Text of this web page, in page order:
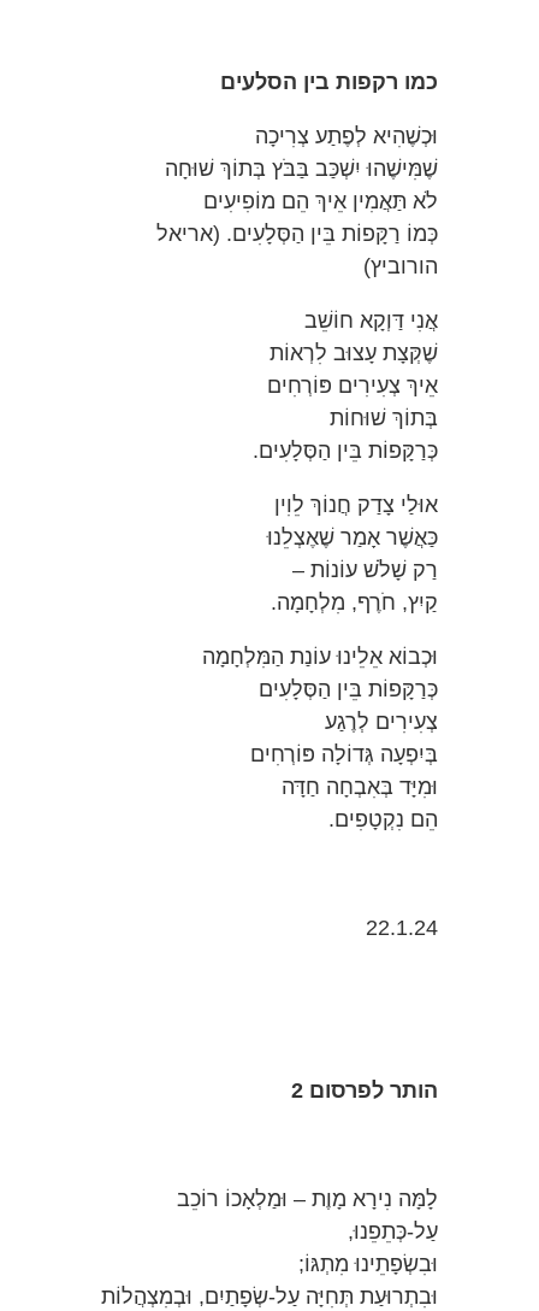
כמו רקפות בין הסלעים
וּכְשֶׁהִיא לְפֶתַע צְרִיכָה
שֶׁמִּישֶׁהוּ יִשְׁכַּב בַּבֹּץ בְּתוֹךְ שׁוּחָה
לֹא תַּאֲמִין אֵיךְ הֵם מוֹפִיעִים
כְּמוֹ רַקָּפוֹת בֵּין הַסְּלָעִים. (אריאל
הורוביץ)
אֲנִי דַּוְקָא חוֹשֵׁב
שֶׁקְּצָת עָצוּב לִרְאוֹת
אֵיךְ צְעִירִים פּוֹרְחִים
בְּתוֹךְ שׁוּחוֹת
כְּרַקָּפוֹת בֵּין הַסְּלָעִים.
אוּלַי צָדַק חֲנוֹךְ לֵוִין
כַּאֲשֶׁר אָמַר שֶׁאֶצְלֵנוּ
רַק שָׁלֹשׁ עוֹנוֹת –
קַיִץ, חֹרֶף, מִלְחָמָה.
וּכְבוֹא אֵלֵינוּ עוֹנַת הַמִּלְחָמָה
כְּרַקָּפוֹת בֵּין הַסְּלָעִים
צְעִירִים לְרֶגַע
בְּיִפְעָה גְּדוֹלָה פּוֹרְחִים
וּמִיָּד בְּאִבְחָה חַדָּה
הֵם נִקְטָפִים.
22.1.24
הותר לפרסום 2
לָמָּה נִירָא מָוֶת – וּמַלְאָכוֹ רוֹכֵב
עַל-כְּתֵפֵנוּ,
וּבִשְׂפָתֵינוּ מִתְגּוֹ;
וּבִתְרוּעַת תְּחִיָּה עַל-שְׂפָתַיִם, וּבְמִצְהֲלוֹת